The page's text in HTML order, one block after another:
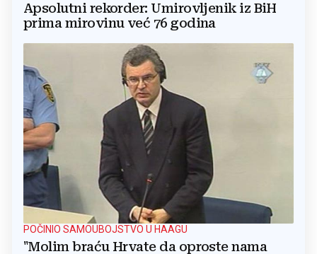
Apsolutni rekorder: Umirovljenik iz BiH
prima mirovinu već 76 godina
POČINIO SAMOUBOJSTVO U HAAGU
"Molim braću Hrvate da oproste nama